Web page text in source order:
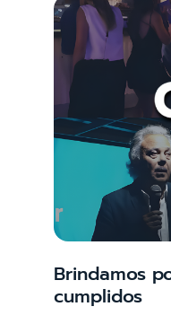
Brindamos
cumplidos